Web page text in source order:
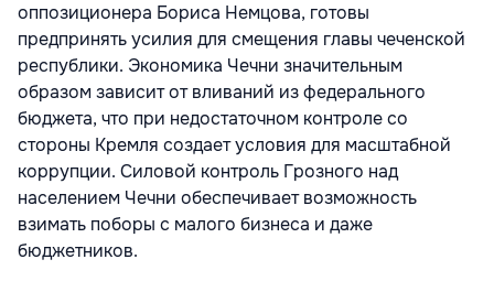
оппозиционера Бориса Немцова, готовы
предпринять усилия для смещения главы чеченской
республики. Экономика Чечни значительным
образом зависит от вливаний из федерального
бюджета, что при недостаточном контроле со
стороны Кремля создает условия для масштабной
коррупции. Силовой контроль Грозного над
населением Чечни обеспечивает возможность
взимать поборы с малого бизнеса и даже
бюджетников.